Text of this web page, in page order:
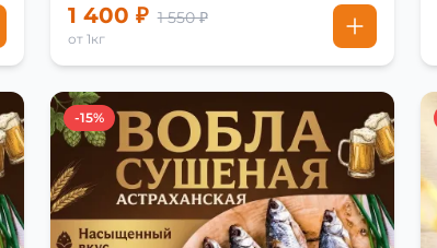
1 400 ₽ 1 550 ₽
от 1кг
-15%